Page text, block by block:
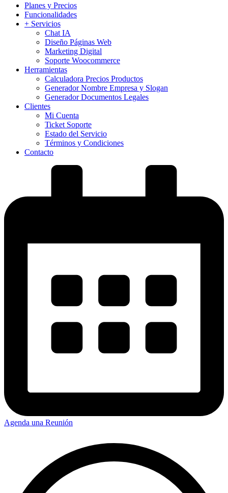
Planes y Precios
Funcionalidades
+ Servicios
Chat IA
Diseño Páginas Web
Marketing Digital
Soporte Woocommerce
Herramientas
Calculadora Precios Productos
Generador Nombre Empresa y Slogan
Generador Documentos Legales
Clientes
Mi Cuenta
Ticket Soporte
Estado del Servicio
Términos y Condiciones
Contacto
Agenda una Reunión